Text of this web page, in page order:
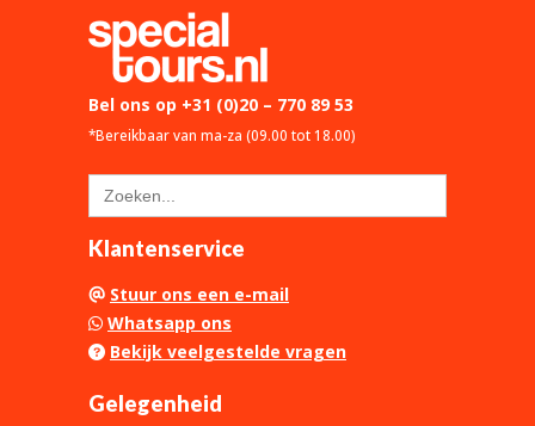
Bel ons op +31 (0)20 – 770 89 53
*Bereikbaar van ma-za (09.00 tot 18.00)
Zoek
naar:
Klantenservice
Stuur ons een e-mail
Whatsapp ons
Bekijk veelgestelde vragen
Gelegenheid